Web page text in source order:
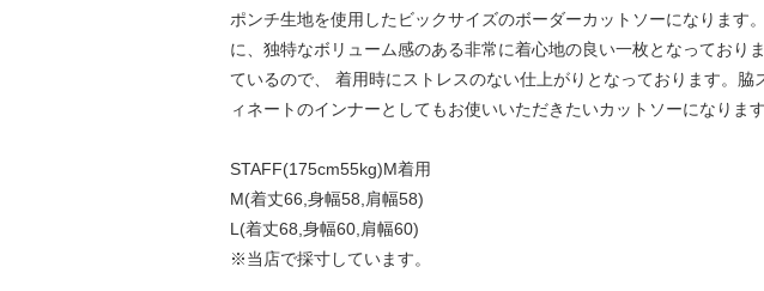
ポンチ生地を使用したビックサイズのボーダーカットソーになりま
に、独特なボリューム感のある非常に着心地の良い一枚となってお
ているので、 着用時にストレスのない仕上がりとなっております。
ィネートのインナーとしてもお使いいただきたいカットソーになります
STAFF(175cm55kg)M着用
M(着丈66,身幅58,肩幅58)
L(着丈68,身幅60,肩幅60)
※当店で採寸しています。